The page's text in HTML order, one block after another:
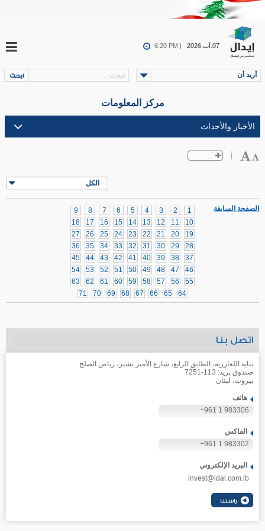
07.آب.2026 6:20 PM |
أريد أن
مركز المعلومات
الكل
1
2
3
4
5
6
7
8
9
10
11
12
13
14
15
16
17
18
19
20
21
22
23
24
25
26
27
28
29
30
31
32
33
34
35
36
37
38
39
40
41
42
43
44
45
46
47
48
49
50
51
52
53
54
55
56
57
58
59
60
61
62
63
64
65
66
67
68
69
70
71
الصفحة السابقة
اتصل بنا
بناية اللعازرية، الطابق الرابع، شارع الأمير بشير، رياض الصلح
صندوق بريد: 113-7251
بيروت، لبنان
هاتف
+961 1 983306
الفاكس
+961 1 983302
البريد الإلكتروني
invest@idal.com.lb